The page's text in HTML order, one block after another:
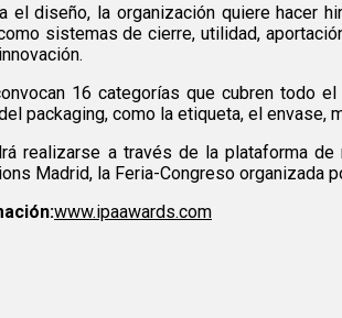
el diseño, la organización quiere hacer
sistemas de cierre, utilidad,
16 categorías que cubren todo
packaging, como la etiqueta, el envase,
realizarse a través de la plataforma
Madrid, la Feria-Congreso
www.ipaawards.com